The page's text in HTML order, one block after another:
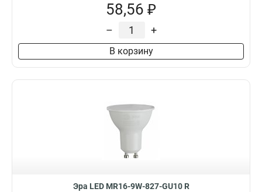
58,56 ₽
– +
В корзину
Эра LED MR16-9W-827-GU10 R